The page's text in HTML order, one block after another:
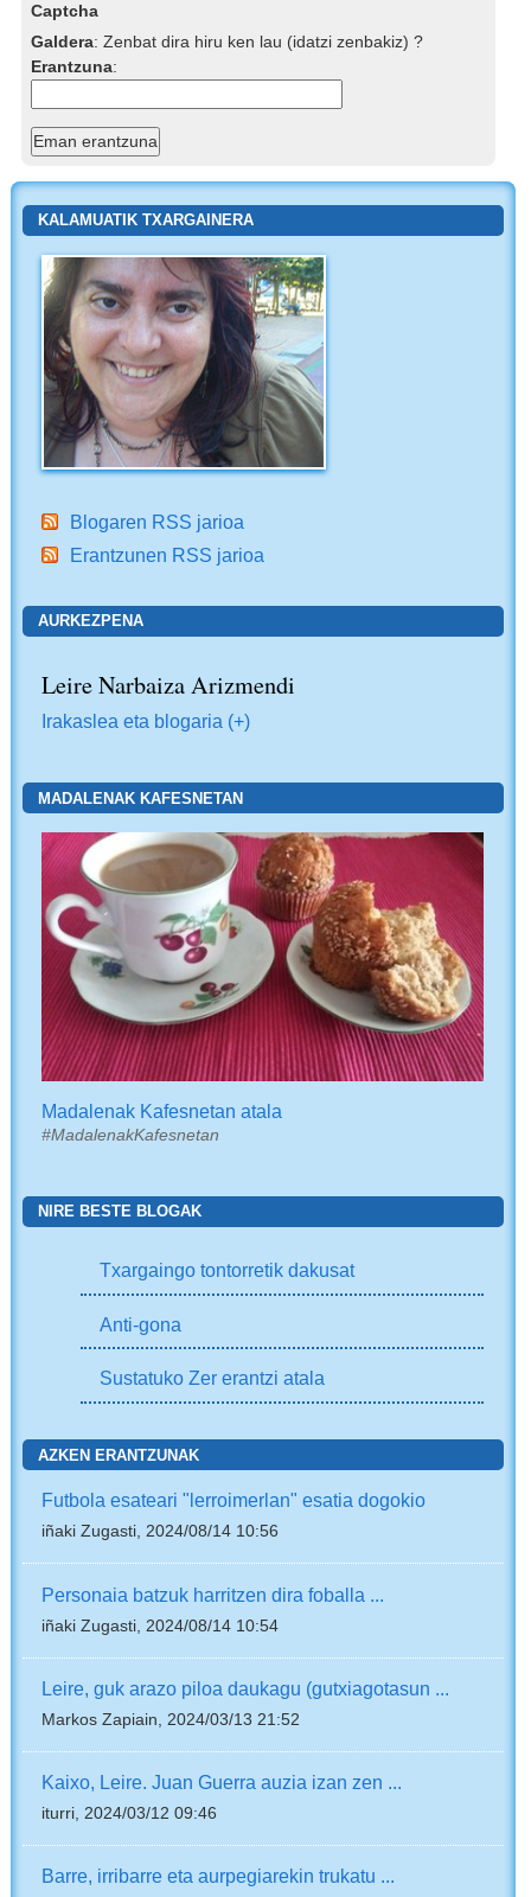
Captcha
Galdera:Zenbat dira hiru ken lau (idatzi zenbakiz) ?
Erantzuna:
KALAMUATIK TXARGAINERA
Blogaren RSS jarioa
Erantzunen RSS jarioa
AURKEZPENA
Leire Narbaiza Arizmendi
Irakaslea eta blogaria (+)
MADALENAK KAFESNETAN
Madalenak Kafesnetan atala
#MadalenakKafesnetan
NIRE BESTE BLOGAK
Txargaingo tontorretik dakusat
Anti-gona
Sustatuko Zer erantzi atala
AZKEN ERANTZUNAK
Futbola esateari "lerroimerlan" esatia dogokio
iñaki Zugasti, 2024/08/14 10:56
Personaia batzuk harritzen dira foballa ...
iñaki Zugasti, 2024/08/14 10:54
Leire, guk arazo piloa daukagu (gutxiagotasun ...
Markos Zapiain, 2024/03/13 21:52
Kaixo, Leire. Juan Guerra auzia izan zen ...
iturri, 2024/03/12 09:46
Barre, irribarre eta aurpegiarekin trukatu ...